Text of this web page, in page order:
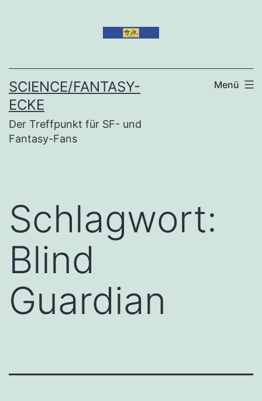
SCIENCE/FANTASY-
ECKE
Der Treffpunkt für SF- und
Fantasy-Fans
Menü
Schlagwort:
Blind
Guardian